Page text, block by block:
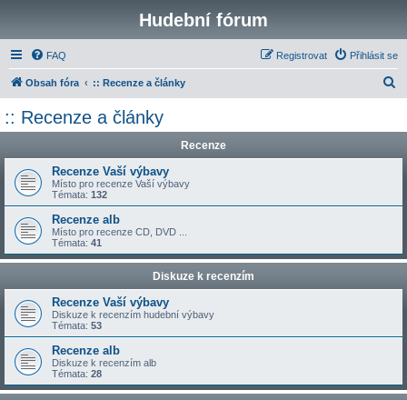
Hudební fórum
FAQ Přihlásit se
Registrovat
Obsah fóra :: Recenze a články
:: Recenze a články
Recenze
Recenze Vaší výbavy
Místo pro recenze Vaší výbavy
Témata: 132
Recenze alb
Místo pro recenze CD, DVD ...
Témata: 41
Diskuze k recenzím
Recenze Vaší výbavy
Diskuze k recenzím hudební výbavy
Témata: 53
Recenze alb
Diskuze k recenzím alb
Témata: 28